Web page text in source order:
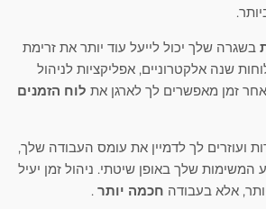
בשגרה שלך יכול לייעל עוד יותר את זרימת
שנה אלקטרוניים, אפליקציות לניהול
זמן מאפשרים לך לארגן את לוח הזמנים
ועוזרים לך לדמיין את עומס העבודה שלך,
המשימות שלך באופן שיטתי. ניהול זמן יעיל
אלא בעבודה חכמה יותר .